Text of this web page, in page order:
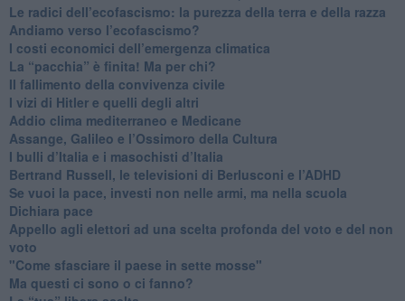
Le radici dell’ecofascismo: la purezza della terra e della razza
Andiamo verso l’ecofascismo?
I costi economici dell’emergenza climatica
​La “pacchia” è finita! Ma per chi?
​Il fallimento della convivenza civile
​I vizi di Hitler e quelli degli altri
Addio clima mediterraneo e Medicane
​Assange, Galileo e l’Ossimoro della Cultura
​I bulli d’Italia e i masochisti d’Italia
​Bertrand Russell, le televisioni di Berlusconi e l’ADHD
​Se vuoi la pace, investi non nelle armi, ma nella scuola
​Dichiara pace
​Appello agli elettori ad una scelta profonda del voto e del non
voto
"Come sfasciare il paese in sette mosse"
​Ma questi ci sono o ci fanno?